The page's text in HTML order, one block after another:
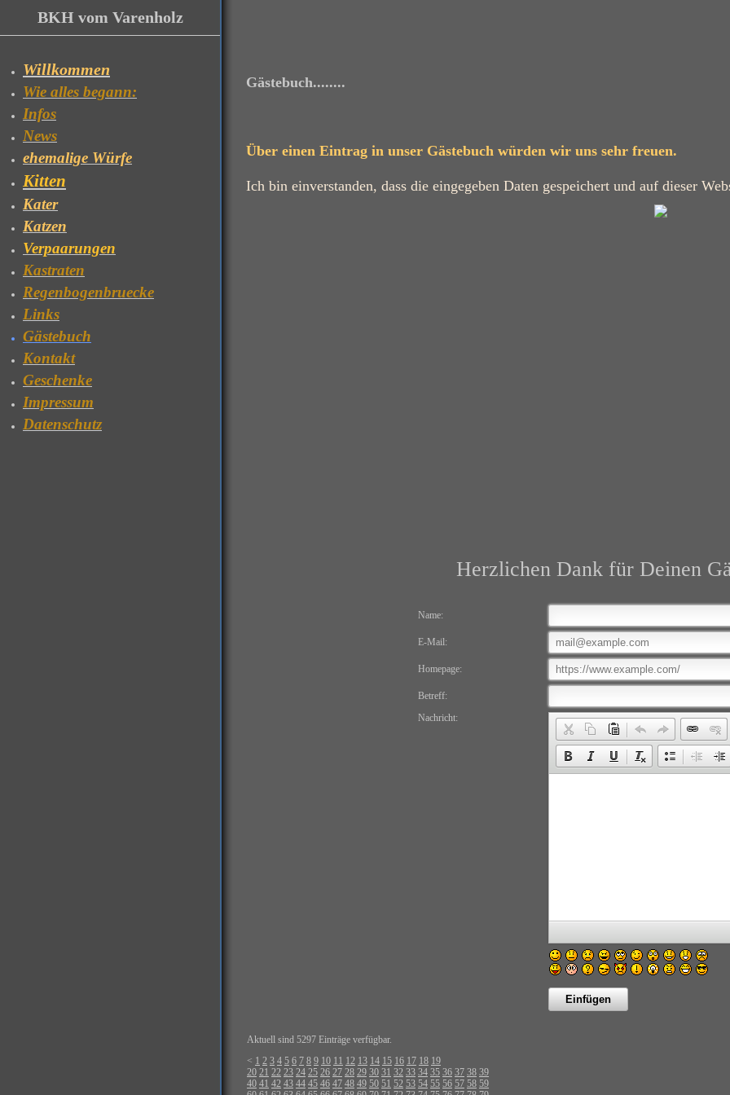
BKH vom Varenholz
Willkommen
Wie alles begann:
Infos
News
ehemalige Würfe
Kitten
Kater
Katzen
Verpaarungen
Kastraten
Regenbogenbruecke
Links
Gästebuch
Kontakt
Geschenke
Impressum
Datenschutz
Gästebuch........
Über einen Eintrag in unser Gästebuch würden wir uns sehr freuen.
Ich bin einverstanden, dass die eingegeben Daten gespeichert und auf dieser
Herzlichen Dank für Deinen
Name:
E-Mail:
Homepage:
Betreff:
Nachricht:
Aktuell sind 5297 Einträge verfügbar.
< 1 2 3 4 5 6 7 8 9 10 11 12 13 14 15 16 17 18 19
20 21 22 23 24 25 26 27 28 29 30 31 32 33 34 35 36 37 38 39
40 41 42 43 44 45 46 47 48 49 50 51 52 53 54 55 56 57 58 59